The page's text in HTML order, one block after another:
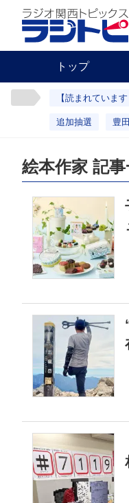
トップ
【読まれています
追加抽選 豊
絵本作家 記